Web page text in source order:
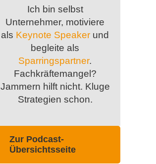
Ich bin selbst
Unternehmer, motiviere
als Keynote Speaker und
begleite als
Sparringspartner.
Fachkräftemangel?
Jammern hilft nicht. Kluge
Strategien schon.
Zur Podcast-
Übersichtsseite